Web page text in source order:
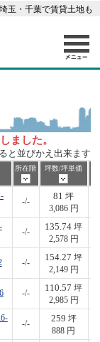
玉・千葉で賃貸土地も
ました。
と並びかえ出来ます
所在階 坪数/坪単価
-/-
81 坪
3,086 円
-/-
135.74 坪
2,578 円
-/-
154.27 坪
2,149 円
-/-
110.57 坪
2,985 円
-/-
259 坪
888 円